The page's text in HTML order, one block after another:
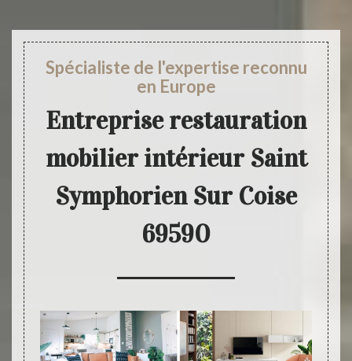
Spécialiste de l'expertise reconnu
en Europe
Entreprise restauration
mobilier intérieur Saint
Symphorien Sur Coise
69590